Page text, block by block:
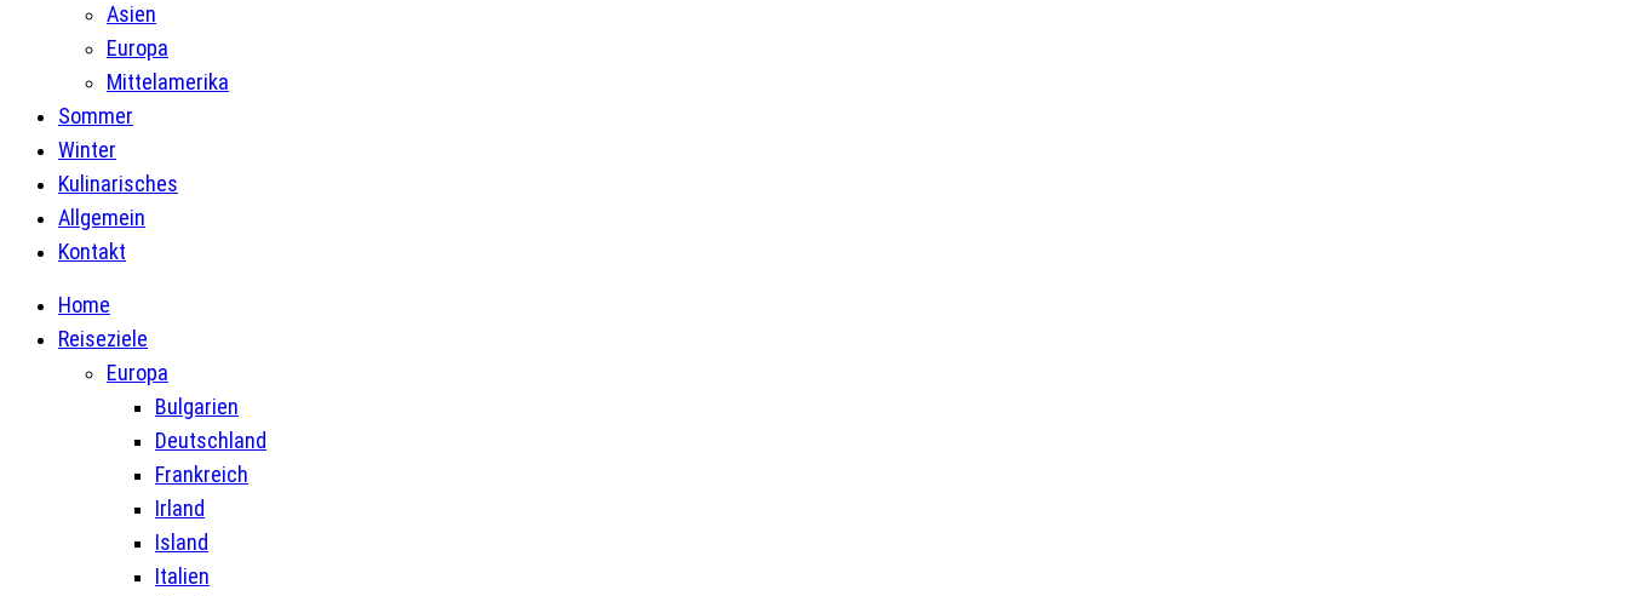
Asien
Europa
Mittelamerika
Sommer
Winter
Kulinarisches
Allgemein
Kontakt
Home
Reiseziele
Europa
Bulgarien
Deutschland
Frankreich
Irland
Island
Italien